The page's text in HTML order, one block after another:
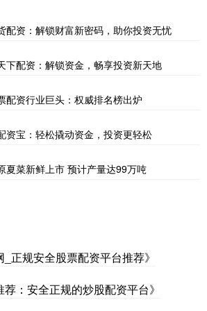
配资：解锁财富新密码，助你投资无忧
下配资：解锁资金，畅享投资新天地
配资行业巨头：权威排名榜出炉
资宝：轻松撬动资金，投资更轻松
夏菜新鲜上市 预计产量达99万吨
_正规安全股票配资平台推荐》
荐：安全正规的炒股配资平台》